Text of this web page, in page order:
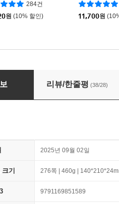
284건
원 (10% 할인) 11,700원
리뷰/한줄평 (38/28)
2025년 09월 02일
기 276쪽 | 460g |
9791169851589